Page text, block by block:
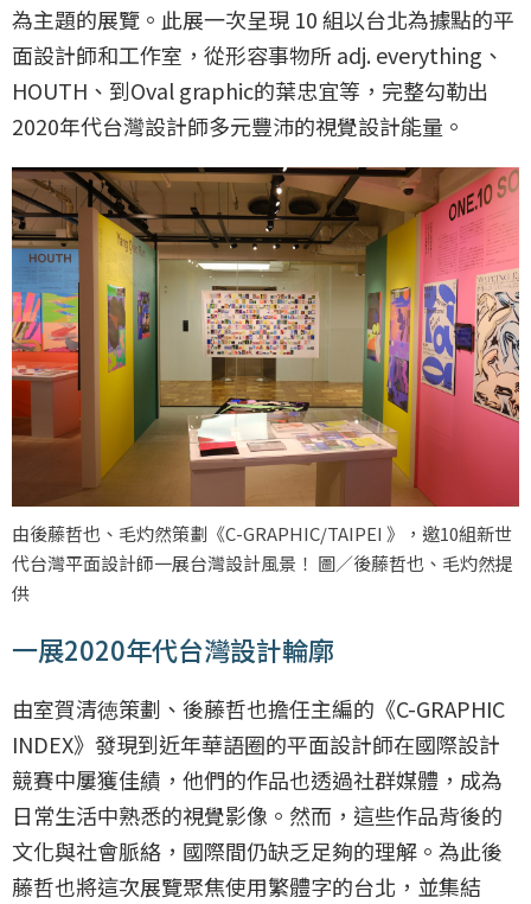
為主題的展覽。此展一次呈現 10 組以台北為據點的平
面設計師和工作室，從形容事物所 adj. everything、
HOUTH、到Oval graphic的葉忠宜等，完整勾勒出
2020年代台灣設計師多元豐沛的視覺設計能量。
由後藤哲也、毛灼然策劃《C-GRAPHIC/TAIPEI 》，邀10組新世
代台灣平面設計師一展台灣設計風景！ 圖／後藤哲也、毛灼然提
供
一展2020年代台灣設計輪廓
由室賀清徳策劃、後藤哲也擔任主編的《C-GRAPHIC
INDEX》發現到近年華語圈的平面設計師在國際設計
競賽中屢獲佳績，他們的作品也透過社群媒體，成為
日常生活中熟悉的視覺影像。然而，這些作品背後的
文化與社會脈絡，國際間仍缺乏足夠的理解。為此後
藤哲也將這次展覽聚焦使用繁體字的台北，並集結